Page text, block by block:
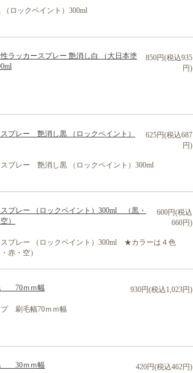
（ロックペイント）300ml
ラッカースプレー 艶消し白 （大日本塗
850円(税込935
円)
プレー 艶消し黒 （ロックペイント）
625円(税込687
円)
プレー 艶消し黒 （ロックペイント）300ml
プレー （ロックペイント）300ml （黒・
）
600円(税込
660円)
プレー （ロックペイント）300ml ★カラーは４色
赤・空）
70ｍｍ幅 930円(税込1,023円)
プ 刷毛幅70ｍｍ幅
30ｍｍ幅 420円(税込462円)